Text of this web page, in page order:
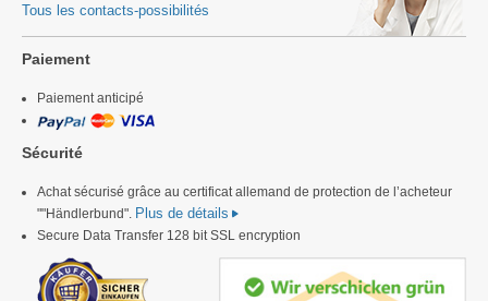
Tous les contacts-possibilités
Paiement
Paiement anticipé
Sécurité
Achat sécurisé grâce au certificat allemand de protection de l’acheteur
""Händlerbund". Plus de détails
Secure Data Transfer 128 bit SSL encryption